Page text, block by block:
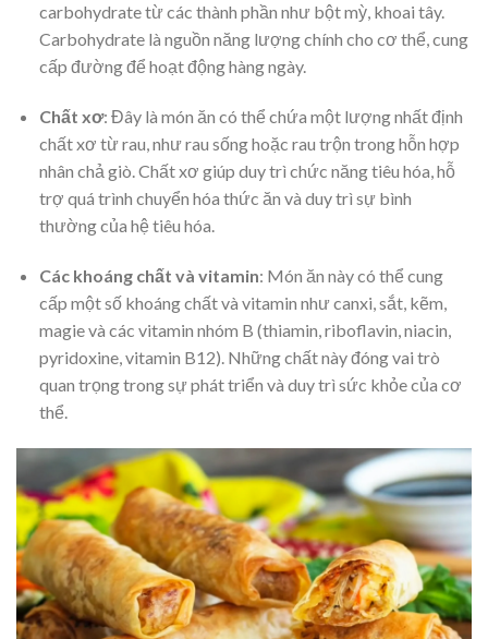
carbohydrate từ các thành phần như bột mỳ, khoai tây.
Carbohydrate là nguồn năng lượng chính cho cơ thể, cung
cấp đường để hoạt động hàng ngày.
Chất xơ: Đây là món ăn có thể chứa một lượng nhất định
chất xơ từ rau, như rau sống hoặc rau trộn trong hỗn hợp
nhân chả giò. Chất xơ giúp duy trì chức năng tiêu hóa, hỗ
trợ quá trình chuyển hóa thức ăn và duy trì sự bình
thường của hệ tiêu hóa.
Các khoáng chất và vitamin: Món ăn này có thể cung
cấp một số khoáng chất và vitamin như canxi, sắt, kẽm,
magie và các vitamin nhóm B (thiamin, riboflavin, niacin,
pyridoxine, vitamin B12). Những chất này đóng vai trò
quan trọng trong sự phát triển và duy trì sức khỏe của cơ
thể.